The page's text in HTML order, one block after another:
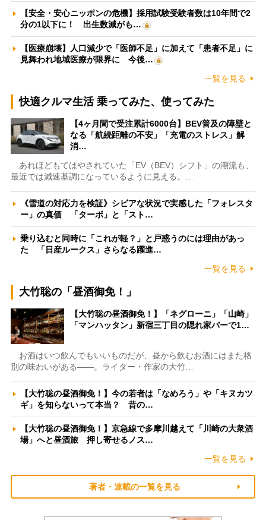
【安全・安心ニッポンの危機】採用試験受験者数は10年間で2
分の1以下に！ 出生数減がも…
【医療崩壊】人口減少で「医師不足」に加えて「患者不足」に
見舞われ地域医療が限界に 今後…
一覧を見る
快適クルマ生活 乗ってみた、使ってみた
【4ヶ月間で受注累計6000台】BEV普及の障壁と
なる「航続距離の不安」「充電のストレス」解
消…
あれほどもてはやされていた「EV（BEV）シフト」の潮流も、
最近では減速基調になっているように見える。…
《雪道の対応力を検証》シビアな状況で実感した「フォレスタ
ー」の真価 「ターボ」と「スト…
乗り込むと同時に「これが軽？」と戸惑うのには理由があっ
た 「日産ルークス」さらなる躍進…
一覧を見る
大竹聡の「昼酒御免！」
【大竹聡の昼酒御免！】「ネグローニ」「山崎」
「マンハッタン」新宿三丁目の隠れ家バーで1…
お酒はいつ飲んでもいいものだが、昼から飲むお酒にはまた格
別の味わいがある――。ライター・作家の大竹…
【大竹聡の昼酒御免！】今の若者は「なめろう」や「キヌカツ
ギ」を知らないって本当？ 昔の…
【大竹聡の昼酒御免！】京急線で多摩川越えて「川崎の大衆酒
場」へと昼酒旅 押し寄せるノス…
一覧を見る
著者・連載の一覧を見る